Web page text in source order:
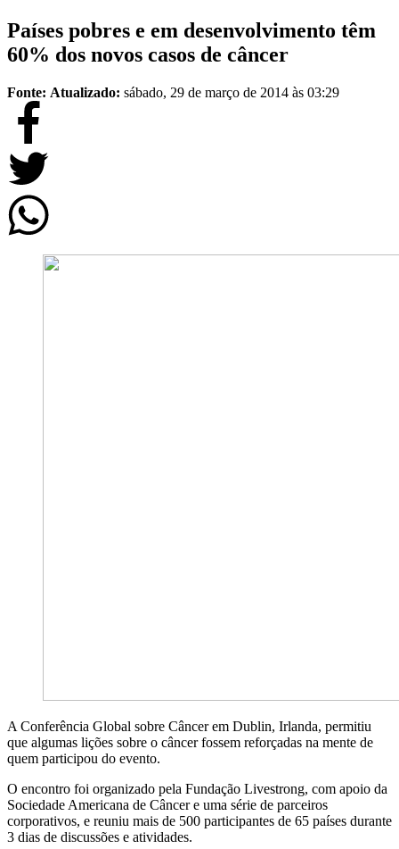
Países pobres e em desenvolvimento têm
60% dos novos casos de câncer
Fonte: Atualizado: sábado, 29 de março de 2014 às 03:29
A Conferência Global sobre Câncer em Dublin, Irlanda, permitiu
que algumas lições sobre o câncer fossem reforçadas na mente de
quem participou do evento.
O encontro foi organizado pela Fundação Livestrong, com apoio da
Sociedade Americana de Câncer e uma série de parceiros
corporativos, e reuniu mais de 500 participantes de 65 países durante
3 dias de discussões e atividades.